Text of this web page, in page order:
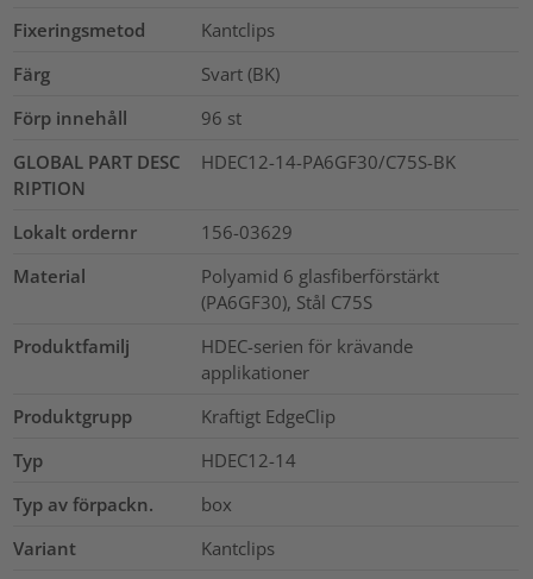
Fixeringsmetod
Kantclips
Färg
Svart (BK)
Förp innehåll
96 st
GLOBAL PART DESC
RIPTION
HDEC12-14-PA6GF30/C75S-BK
Lokalt ordernr
156-03629
Material
Polyamid 6 glasfiberförstärkt
(PA6GF30), Stål C75S
Produktfamilj
HDEC-serien för krävande
applikationer
Produktgrupp
Kraftigt EdgeClip
Typ
HDEC12-14
Typ av förpackn.
box
Variant
Kantclips